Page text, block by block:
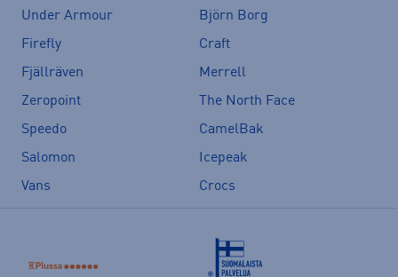
Under Armour
Björn Borg
Firefly
Craft
Fjällräven
Merrell
Zeropoint
The North Face
Speedo
CamelBak
Salomon
Icepeak
Vans
Crocs